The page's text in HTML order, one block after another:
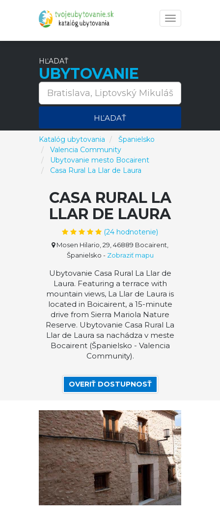
Toggle
navigation
HĽADAŤ
UBYTOVANIE
HĽADAŤ
Katalóg ubytovania
Španielsko
Valencia Community
Ubytovanie mesto Bocairent
Casa Rural La Llar de Laura
CASA RURAL LA
LLAR DE LAURA
(24 hodnotenie)
Mosen Hilario, 29, 46889 Bocairent,
Španielsko - Zobraziť mapu
Ubytovanie Casa Rural La Llar de
Laura. Featuring a terrace with
mountain views, La Llar de Laura is
located in Boicairent, a 15-minute
drive from Sierra Mariola Nature
Reserve. Ubytovanie Casa Rural La
Llar de Laura sa nachádza v meste
Bocairent (Španielsko - Valencia
Community).
OVERIŤ DOSTUPNOSŤ